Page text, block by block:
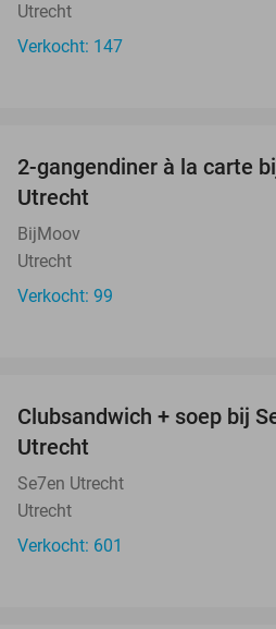
Utrecht
Verkocht: 147
2-gangendiner à la carte
Utrecht
BijMoov
Utrecht
Verkocht: 99
Clubsandwich + soep bij
Utrecht
Se7en Utrecht
Utrecht
Verkocht: 601